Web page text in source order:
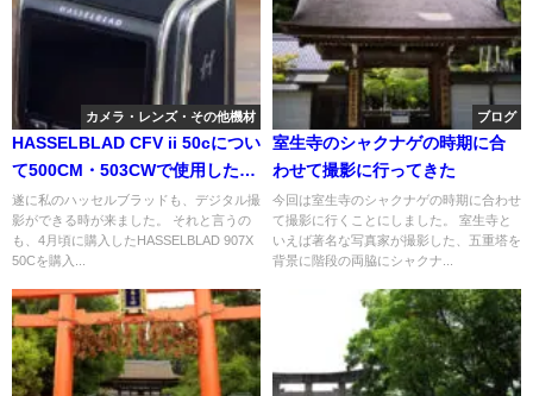
カメラ・レンズ・その他機材
HASSELBLAD CFV ii 50cについ
て500CM・503CWで使用した作
例
遂に私のハッセルブラッドも、デジタル撮
影ができる時が来ました。 それと言うの
も、4月頃に購入したHASSELBLAD 907X
50Cを購入...
ブログ
室生寺のシャクナゲの時期に合
わせて撮影に行ってきた
今回は室生寺のシャクナゲの時期に合わせ
て撮影に行くことにしました。 室生寺と
いえば著名な写真家が撮影した、五重塔を
背景に階段の両脇にシャクナ...